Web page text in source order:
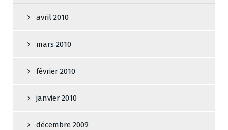
avril 2010
mars 2010
février 2010
janvier 2010
décembre 2009